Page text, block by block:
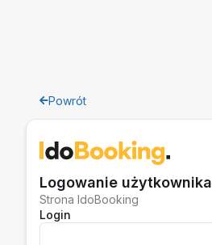
Powrót
Logowanie użytkownika
Strona IdoBooking
Login